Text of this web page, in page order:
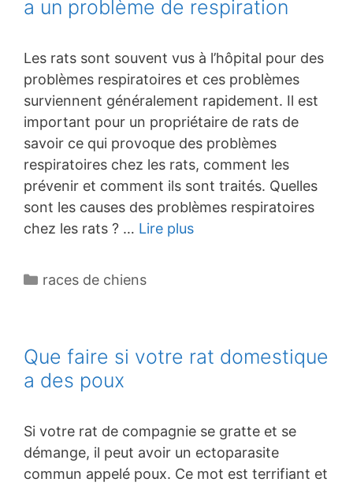
a un problème de respiration
Les rats sont souvent vus à l’hôpital pour des
problèmes respiratoires et ces problèmes
surviennent généralement rapidement. Il est
important pour un propriétaire de rats de
savoir ce qui provoque des problèmes
respiratoires chez les rats, comment les
prévenir et comment ils sont traités. Quelles
sont les causes des problèmes respiratoires
chez les rats ? … Lire plus
Catégories
races de chiens
Que faire si votre rat domestique
a des poux
Si votre rat de compagnie se gratte et se
démange, il peut avoir un ectoparasite
commun appelé poux. Ce mot est terrifiant et